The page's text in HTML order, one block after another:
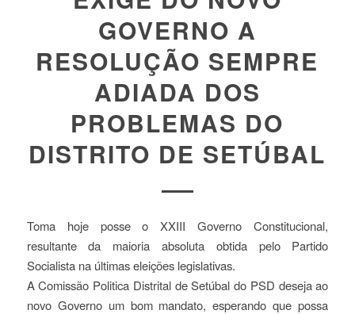
GOVERNO A
RESOLUÇÃO SEMPRE
ADIADA DOS
PROBLEMAS DO
DISTRITO DE SETÚBAL
Toma hoje posse o XXIII Governo Constitucional,
resultante da maioria absoluta obtida pelo Partido
Socialista na últimas eleições legislativas.
A Comissão Politica Distrital de Setúbal do PSD deseja ao
novo Governo um bom mandato, esperando que possa